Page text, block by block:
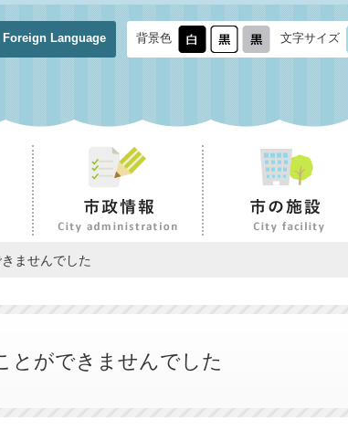
Foreign Language 背景色 文字サイズ
ませんでした
とができませんでした